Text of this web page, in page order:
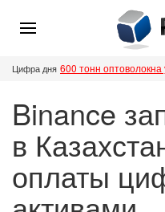
Цифра дня 600 тонн
Binance
в
оплаты